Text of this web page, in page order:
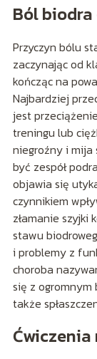
Ból
Przyczyn bólu
zaczynając od
kończąc na
Najbardziej
jest
treningu lub
niegroźny i mija
być zespół
objawia się
czynnikiem
złamanie szyjki
stawu
i problemy z
choroba
się z ogromnym
także